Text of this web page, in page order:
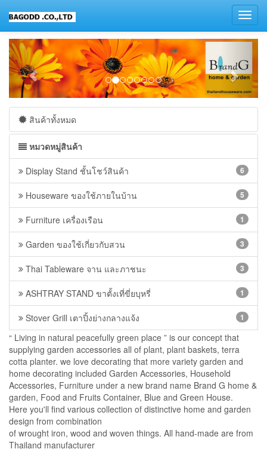
สินค้าทั้งหมด
หมวดหมู่สินค้า
Display Stand ชั้นโชว์สินค้า 6
Houseware ของใช้ภายในบ้าน 5
Furniture เครื่องเรือน 1
Garden ของใช้เกี่ยวกับสวน 3
Thai Tableware จาน และภาชนะ 3
ASHTRAY STAND ขาตั้งเที่ขี่ยบุหรี่ 1
Stover Grill เตาปิ้งย่างกลางแจ้ง 1
“ Living in natural peacefully green place ” is our concept that
supplying garden accessories all of plant, plant baskets, terra
cotta planter. we love decorating that more variety garden and
home decorating included Garden Accessories, Household
Accessories, Furniture under a new brand name Brand G home &
garden, Food and Fruits Container, Blue and Green House.
Here you'll find various collection of distinctive home and garden
design from combination
of wrought iron, wood and woven things. All hand-made are from
Thailand manufacturer